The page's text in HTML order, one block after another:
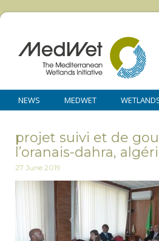
NEWS MEDWET
projet suivi et de
l’oranais-dahra,
27 June 2019